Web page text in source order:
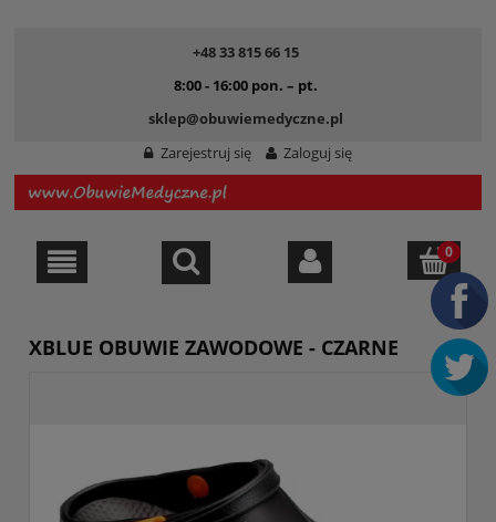
+48 33 815 66 15
8:00 - 16:00 pon. – pt.
sklep@obuwiemedyczne.pl
Zarejestruj się
Zaloguj się
XBLUE OBUWIE ZAWODOWE - CZARNE